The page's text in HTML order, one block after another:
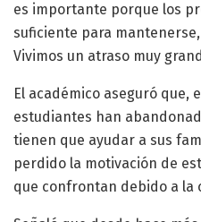
es importante porque los
suficiente para
Vivimos un atraso muy
El académico aseguró que,
estudiantes han
tienen que ayudar a sus
perdido la motivación de
que confrontan debido a la